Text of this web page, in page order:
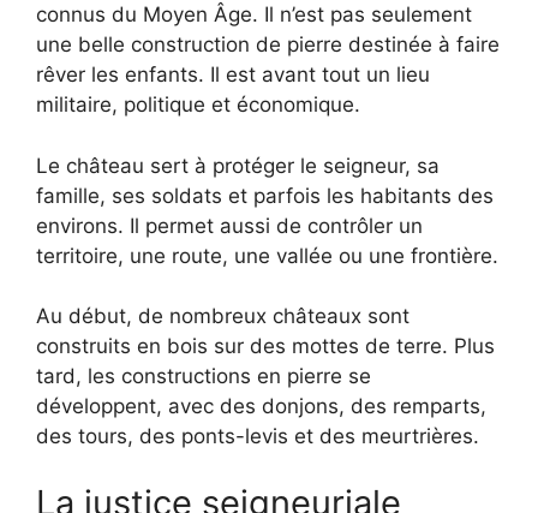
connus du Moyen Âge. Il n’est pas seulement
une belle construction de pierre destinée à faire
rêver les enfants. Il est avant tout un lieu
militaire, politique et économique.
Le château sert à protéger le seigneur, sa
famille, ses soldats et parfois les habitants des
environs. Il permet aussi de contrôler un
territoire, une route, une vallée ou une frontière.
Au début, de nombreux châteaux sont
construits en bois sur des mottes de terre. Plus
tard, les constructions en pierre se
développent, avec des donjons, des remparts,
des tours, des ponts-levis et des meurtrières.
La justice seigneuriale